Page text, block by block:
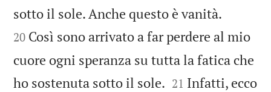
sotto il sole. Anche questo è vanità.
20 Così sono arrivato a far perdere al mio
cuore ogni speranza su tutta la fatica che
ho sostenuta sotto il sole. 

21 Infatti, ecco